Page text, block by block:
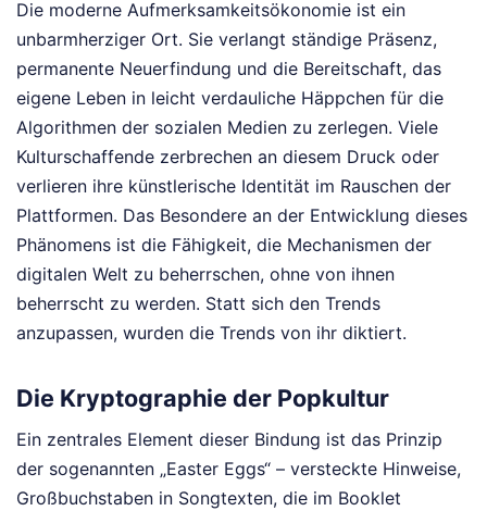
Die moderne Aufmerksamkeitsökonomie ist ein
unbarmherziger Ort. Sie verlangt ständige Präsenz,
permanente Neuerfindung und die Bereitschaft, das
eigene Leben in leicht verdauliche Häppchen für die
Algorithmen der sozialen Medien zu zerlegen. Viele
Kulturschaffende zerbrechen an diesem Druck oder
verlieren ihre künstlerische Identität im Rauschen der
Plattformen. Das Besondere an der Entwicklung dieses
Phänomens ist die Fähigkeit, die Mechanismen der
digitalen Welt zu beherrschen, ohne von ihnen
beherrscht zu werden. Statt sich den Trends
anzupassen, wurden die Trends von ihr diktiert.
Die Kryptographie der Popkultur
Ein zentrales Element dieser Bindung ist das Prinzip
der sogenannten „Easter Eggs“ – versteckte Hinweise,
Großbuchstaben in Songtexten, die im Booklet